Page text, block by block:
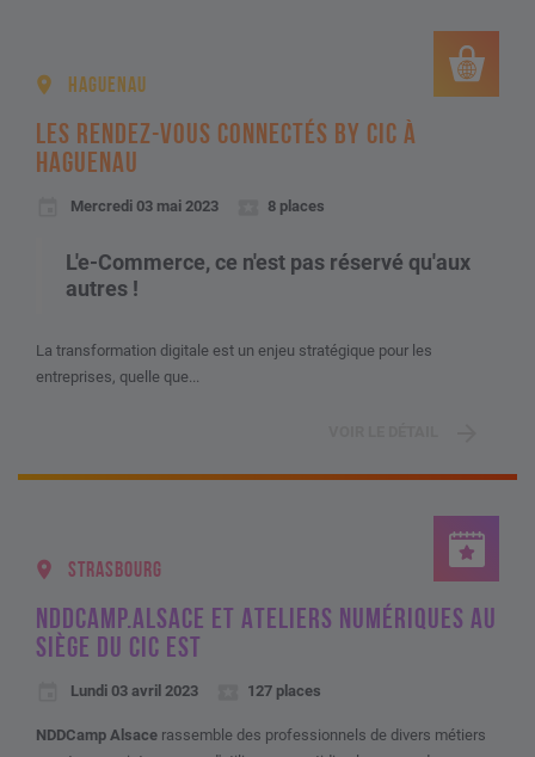
HAGUENAU
LES RENDEZ-VOUS CONNECTÉS BY CIC À
HAGUENAU
Mercredi 03 mai 2023 8 places
L'e-Commerce, ce n'est pas réservé qu'aux
autres !
La transformation digitale est un enjeu stratégique pour les
entreprises, quelle que...
STRASBOURG
NDDCAMP.ALSACE ET ATELIERS NUMÉRIQUES AU
SIÈGE DU CIC EST
Lundi 03 avril 2023 127 places
NDDCamp Alsace rassemble des professionnels de divers métiers